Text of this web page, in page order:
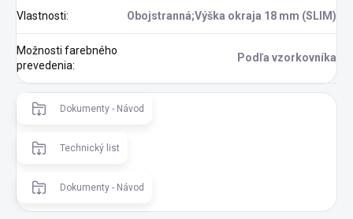
Vlastnosti: Obojstranná;Výška okraja 18 mm (SLIM)
Možnosti farebného
prevedenia:
Podľa vzorkovníka
Dokumenty - Návod
Technický list
Dokumenty - Návod